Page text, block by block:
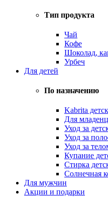
Тип продукта
Чай
Кофе
Шоколад,
Урбеч
Для детей
По назначению
Kabrita
Для
Уход за
Уход за
Уход за
Купание
Стирка
Солнечная
Для мужчин
Акции и подарки